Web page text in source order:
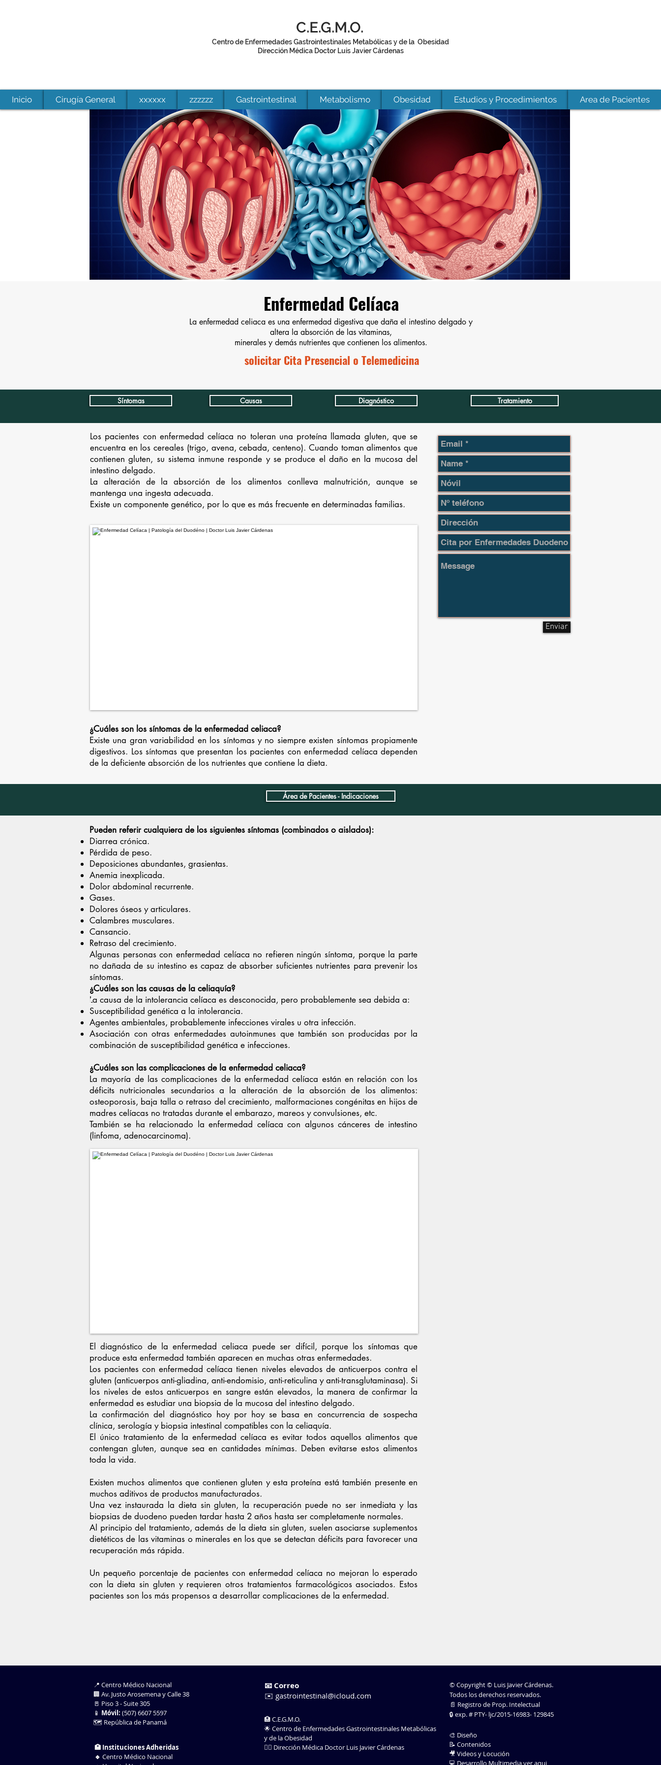
C.E.G.M.O.
Centro de Enfermedades Gastrointestinales Metabólicas y de la Obesidad
Dirección Médica Doctor Luis Javier Cárdenas
Inicio Cirugía General xxxxxx zzzzzz Gastrointestinal Metabolismo Obesidad Estudios y Procedimientos Area de Pacientes
Enfermedad Celíaca
La enfermedad celiaca es una enfermedad digestiva que daña el intestino delgado y
altera la absorción de las vitaminas,
minerales y demás nutrientes que contienen los alimentos.
solicitar Cita Presencial o Telemedicina
Síntomas Causas Diagnóstico Tratamiento
Los pacientes con enfermedad celíaca no toleran una proteína llamada gluten, que se
encuentra en los cereales (trigo, avena, cebada, centeno). Cuando toman alimentos que
contienen gluten, su sistema inmune responde y se produce el daño en la mucosa del
intestino delgado.
La alteración de la absorción de los alimentos conlleva malnutrición, aunque se
mantenga una ingesta adecuada.
Existe un componente genético, por lo que es más frecuente en determinadas familias.
Enviar
¿Cuáles son los síntomas de la enfermedad celiaca?
Existe una gran variabilidad en los síntomas y no siempre existen síntomas propiamente
digestivos. Los síntomas que presentan los pacientes con enfermedad celíaca dependen
de la deficiente absorción de los nutrientes que contiene la dieta.
Área de Pacientes - Indicaciones
Pueden referir cualquiera de los siguientes síntomas (combinados o aislados):
Diarrea crónica.
Pérdida de peso.
Deposiciones abundantes, grasientas.
Anemia inexplicada.
Dolor abdominal recurrente.
Gases.
Dolores óseos y articulares.
Calambres musculares.
Cansancio.
Retraso del crecimiento.
Algunas personas con enfermedad celíaca no refieren ningún síntoma, porque la parte
no dañada de su intestino es capaz de absorber suficientes nutrientes para prevenir los
síntomas.
¿Cuáles son las causas de la celiaquía?
La causa de la intolerancia celíaca es desconocida, pero probablemente sea debida a:
Susceptibilidad genética a la intolerancia.
Agentes ambientales, probablemente infecciones virales u otra infección.
Asociación con otras enfermedades autoinmunes que también son producidas por la
combinación de susceptibilidad genética e infecciones.
¿Cuáles son las complicaciones de la enfermedad celiaca?
La mayoría de las complicaciones de la enfermedad celíaca están en relación con los
déficits nutricionales secundarios a la alteración de la absorción de los alimentos:
osteoporosis, baja talla o retraso del crecimiento, malformaciones congénitas en hijos de
madres celíacas no tratadas durante el embarazo, mareos y convulsiones, etc.
También se ha relacionado la enfermedad celíaca con algunos cánceres de intestino
(linfoma, adenocarcinoma).
El diagnóstico de la enfermedad celiaca puede ser difícil, porque los síntomas que
produce esta enfermedad también aparecen en muchas otras enfermedades.
Los pacientes con enfermedad celíaca tienen niveles elevados de anticuerpos contra el
gluten (anticuerpos anti-gliadina, anti-endomisio, anti-reticulina y anti-transglutaminasa). Si
los niveles de estos anticuerpos en sangre están elevados, la manera de confirmar la
enfermedad es estudiar una biopsia de la mucosa del intestino delgado.
La confirmación del diagnóstico hoy por hoy se basa en concurrencia de sospecha
clínica, serología y biopsia intestinal compatibles con la celiaquía.
El único tratamiento de la enfermedad celíaca es evitar todos aquellos alimentos que
contengan gluten, aunque sea en cantidades mínimas. Deben evitarse estos alimentos
toda la vida.
Existen muchos alimentos que contienen gluten y esta proteína está también presente en
muchos aditivos de productos manufacturados.
Una vez instaurada la dieta sin gluten, la recuperación puede no ser inmediata y las
biopsias de duodeno pueden tardar hasta 2 años hasta ser completamente normales.
Al principio del tratamiento, además de la dieta sin gluten, suelen asociarse suplementos
dietéticos de las vitaminas o minerales en los que se detectan déficits para favorecer una
recuperación más rápida.
Un pequeño porcentaje de pacientes con enfermedad celíaca no mejoran lo esperado
con la dieta sin gluten y requieren otros tratamientos farmacológicos asociados. Estos
pacientes son los más propensos a desarrollar complicaciones de la enfermedad.
r
📍 Centro Médico Nacional
🏢 Av. Justo Arosemena y Calle 38
🚪 Piso 3 - Suite 305
📱 Móvil: (507) 6607 5597
🗺️ República de Panamá
🏥 Instituciones Adheridas
🔹 Centro Médico Nacional
📧 Correo
✉️ gastrointestinal@icloud.com
🏥 C.E.G.M.O.
🌟 Centro de Enfermedades Gastrointestinales Metabólicas
y de la Obesidad
👨‍⚕️ Dirección Médica Doctor Luis Javier Cárdenas
©️ Copyright © Luis Javier Cárdenas.
Todos los derechos reservados.
📄 Registro de Prop. Intelectual
🔒 exp. # PTY- ljc/2015-16983- 129845
🎨 Diseño
📝 Contenidos
🎥 Videos y Locución
💻 Desarrollo Multimedia ver aqui